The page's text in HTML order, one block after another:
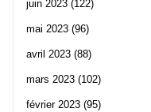
juin 2023 (122)
mai 2023 (96)
avril 2023 (88)
mars 2023 (102)
février 2023 (95)